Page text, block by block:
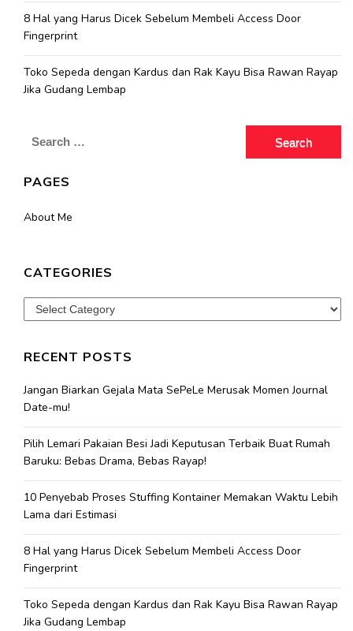
8 Hal yang Harus Dicek Sebelum Membeli Access Door
Fingerprint
Toko Sepeda dengan Kardus dan Rak Kayu Bisa Rawan Rayap
Jika Gudang Lembap
Search
PAGES
About Me
CATEGORIES
Categories
RECENT POSTS
Jangan Biarkan Gejala Mata SePeLe Merusak Momen Journal
Date-mu!
Pilih Lemari Pakaian Besi Jadi Keputusan Terbaik Buat Rumah
Baruku: Bebas Drama, Bebas Rayap!
10 Penyebab Proses Stuffing Kontainer Memakan Waktu Lebih
Lama dari Estimasi
8 Hal yang Harus Dicek Sebelum Membeli Access Door
Fingerprint
Toko Sepeda dengan Kardus dan Rak Kayu Bisa Rawan Rayap
Jika Gudang Lembap